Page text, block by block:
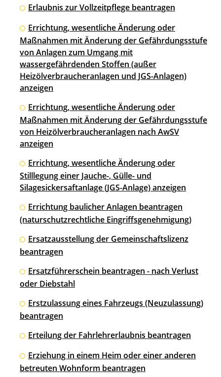
Erlaubnis zur Vollzeitpflege beantragen
Errichtung, wesentliche Änderung oder
Maßnahmen mit Änderung der Gefährdungsstufe
von Anlagen zum Umgang mit
wassergefährdenden Stoffen (außer
Heizölverbraucheranlagen und JGS-Anlagen)
anzeigen
Errichtung, wesentliche Änderung oder
Maßnahmen mit Änderung der Gefährdungsstufe
von Heizölverbraucheranlagen nach AwSV
anzeigen
Errichtung, wesentliche Änderung oder
Stilllegung einer Jauche-, Gülle- und
Silagesickersaftanlage (JGS-Anlage) anzeigen
Errichtung baulicher Anlagen beantragen
(naturschutzrechtliche Eingriffsgenehmigung)
Ersatzausstellung der Gemeinschaftslizenz
beantragen
Ersatzführerschein beantragen - nach Verlust
oder Diebstahl
Erstzulassung eines Fahrzeugs (Neuzulassung)
beantragen
Erteilung der Fahrlehrerlaubnis beantragen
Erziehung in einem Heim oder einer anderen
betreuten Wohnform beantragen